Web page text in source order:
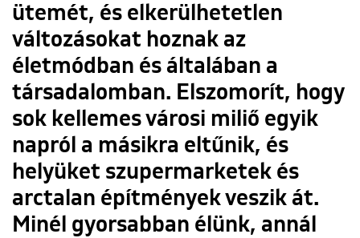
ütemét, és elkerülhetetlen
változásokat hoznak az
életmódban és általában a
társadalomban. Elszomorít, hogy
sok kellemes városi miliő egyik
napról a másikra eltűnik, és
helyüket szupermarketek és
arctalan építmények veszik át.
Minél gyorsabban élünk, annál